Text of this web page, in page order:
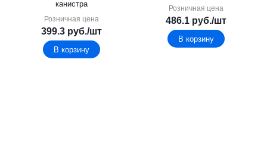
канистра
Розничная цена
399.3 руб./шт
В корзину
Розничная цена
486.1 руб./шт
В корзину